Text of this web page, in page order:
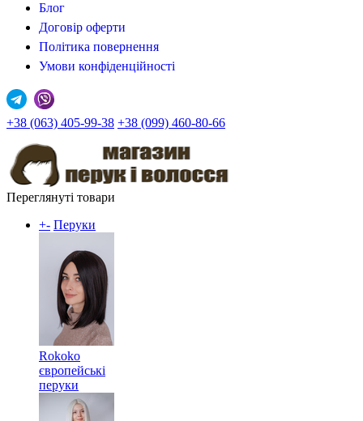
Блог
Договір оферти
Політика повернення
Умови конфіденційності
+38 (063) 405-99-38 +38 (099) 460-80-66
Переглянуті товари
+- Перуки
Rokoko
європейські
перуки